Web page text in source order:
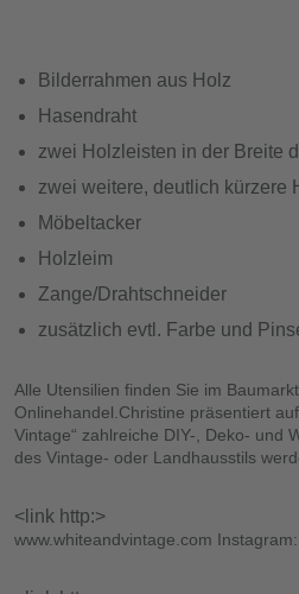
Bilderrahmen aus Holz
Hasendraht
zwei Holzleisten in der Breite
zwei weitere, deutlich kürzere
Möbeltacker
Holzleim
Zange/Drahtschneider
zusätzlich evtl. Farbe und
Alle Utensilien finden Sie im
Onlinehandel.Christine präsentiert
Vintage“ zahlreiche DIY-, Deko- und
des Vintage- oder Landhausstils
<link http:>
www.whiteandvintage.com Instagram: